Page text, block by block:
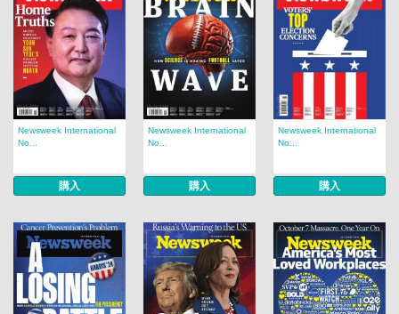
Newsweek International
No...
購入
Newsweek International
No...
購入
Newsweek International
No...
購入